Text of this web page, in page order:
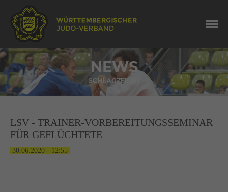
NEWS
SCHLAGZEILEN
LSV - TRAINER-VORBEREITUNGSSEMINAR
FÜR GEFLÜCHTETE
30.06.2020 - 12:55